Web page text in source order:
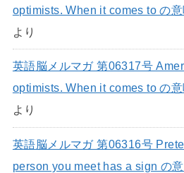
optimists. When it comes to の意
より
英語脳メルマガ 第06317号
optimists. When it comes to の意
より
英語脳メルマガ 第06316号
person you meet has a sign の意